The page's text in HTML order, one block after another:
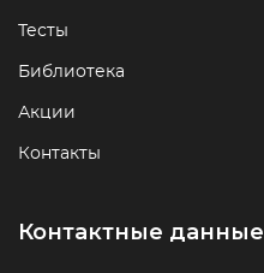
Тесты
Библиотека
Акции
Контакты
Контактные данные